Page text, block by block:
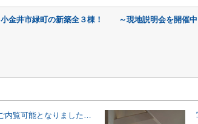
小金井市緑町の新築全３棟！ ～現地説明会を開催
足立区保木間の新邸、ご内覧可能となりました！！